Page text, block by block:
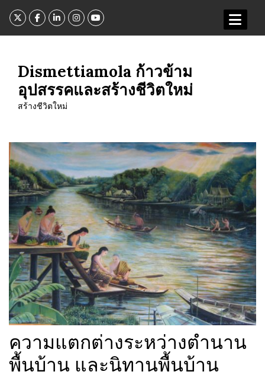
Skip
content
Dismettiamola ก้าวข้าม
อุปสรรคและสร้างชีวิตใหม่
สร้างชีวิตใหม่
ความแตกต่างระหว่างตำนาน
พื้นบ้าน และนิทานพื้นบ้าน